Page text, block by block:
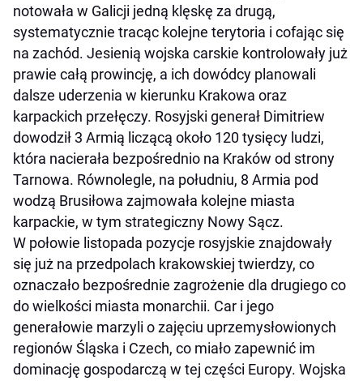
notowała w Galicji jedną klęskę za drugą,
systematycznie tracąc kolejne terytoria i cofając się
na zachód. Jesienią wojska carskie kontrolowały już
prawie całą prowincję, a ich dowódcy planowali
dalsze uderzenia w kierunku Krakowa oraz
karpackich przełęczy. Rosyjski generał Dimitriew
dowodził 3 Armią liczącą około 120 tysięcy ludzi,
która nacierała bezpośrednio na Kraków od strony
Tarnowa. Równolegle, na południu, 8 Armia pod
wodzą Brusiłowa zajmowała kolejne miasta
karpackie, w tym strategiczny Nowy Sącz.
W połowie listopada pozycje rosyjskie znajdowały
się już na przedpolach krakowskiej twierdzy, co
oznaczało bezpośrednie zagrożenie dla drugiego co
do wielkości miasta monarchii. Car i jego
generałowie marzyli o zajęciu uprzemysłowionych
regionów Śląska i Czech, co miało zapewnić im
dominację gospodarczą w tej części Europy. Wojska